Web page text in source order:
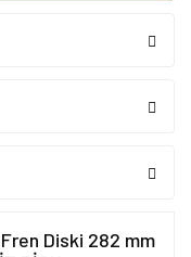
Diski 282 mm